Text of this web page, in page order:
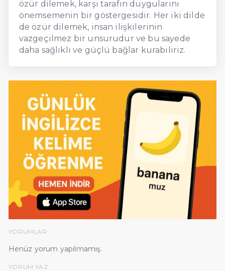
özür dilemek, karşı tarafın duygularını
önemsemenin bir göstergesidir. Her iki dilde
de özür dilemek, insan ilişkilerinin
vazgeçilmez bir unsurudur ve bu sayede
daha sağlıklı ve güçlü bağlar kurabiliriz.
YORUMLAR
Henüz yorum yapılmamış.
YORUM YAZ